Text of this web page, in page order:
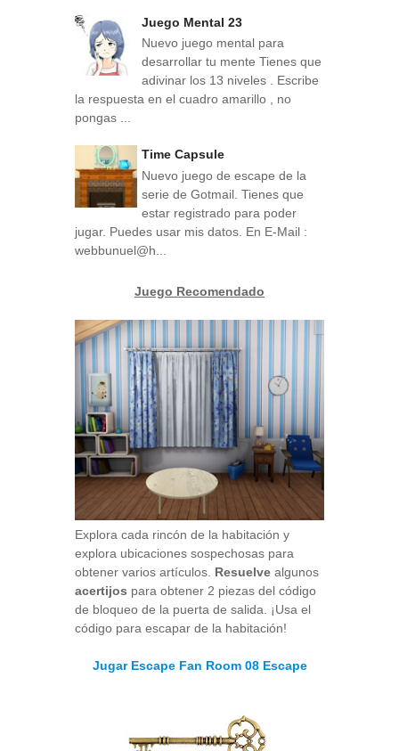
Juego Mental 23
Nuevo juego mental para
desarrollar tu mente Tienes que
adivinar los 13 niveles . Escribe
la respuesta en el cuadro amarillo , no
pongas ...
Time Capsule
Nuevo juego de escape de la
serie de Gotmail. Tienes que
estar registrado para poder
jugar. Puedes usar mis datos. En E-Mail :
webbunuel@h...
Juego Recomendado
Explora cada rincón de la habitación y
explora ubicaciones sospechosas para
obtener varios artículos. Resuelve algunos
acertijos para obtener 2 piezas del código
de bloqueo de la puerta de salida. ¡Usa el
código para escapar de la habitación!
Jugar Escape Fan Room 08 Escape